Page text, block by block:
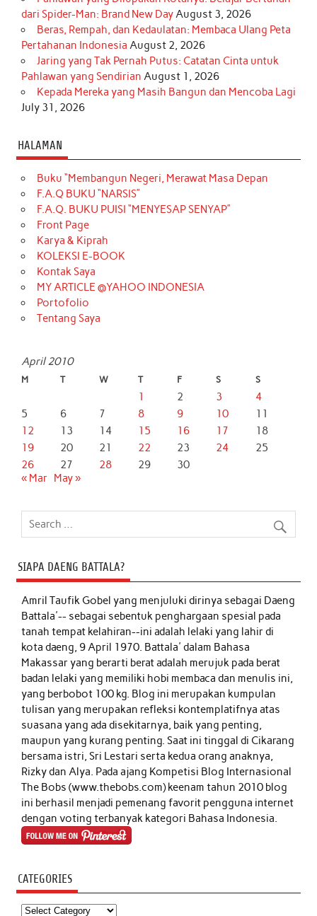
dari Spider-Man: Brand New DayAugust 3, 2026
Beras, Rempah, dan Kedaulatan: Membaca Ulang Peta
Pertahanan Indonesia August 2, 2026
Jaring yang Tak Pernah Putus: Catatan Cinta untuk
Pahlawan yang Sendirian August 1, 2026
Kepada Mereka yang Masih Bangun dan Mencoba Lagi
July 31, 2026
HALAMAN
Buku “Membangun Negeri, Merawat Masa Depan
F.A.Q BUKU “NARSIS”
F.A.Q. BUKU PUISI “MENYESAP SENYAP”
Front Page
Karya & Kiprah
KOLEKSI E-BOOK
Kontak Saya
MY ARTICLE @YAHOO INDONESIA
Portofolio
Tentang Saya
April 2010
M T W T F S S
1 2 3
4
5
6 7 8 9 10
11
12
13 14 15 16 17
18
19
20 21 22 23 24
25
26
27 28 29
30
« Mar May »
SIAPA DAENG BATTALA?
Amril Taufik Gobelyang menjuluki dirinya sebagai Daeng
Battala'-- sebagai sebentuk penghargaan spesial pada
tanah tempat kelahiran--ini adalah lelaki yang lahir di
kota daeng, 9 April 1970. Battala' dalam Bahasa
Makassar yang berarti berat adalah merujuk pada berat
badan lelaki yang memiliki hobi membaca dan menulis ini,
yang berbobot 100 kg. Blog ini merupakan kumpulan
tulisan yang merupakan refleksi kontemplatifnya atas
suasana yang ada disekitarnya, baik yang penting,
maupun yang kurang penting. Saat ini tinggal di Cikarang
bersama istri, Sri Lestari serta kedua orang anaknya,
Rizky dan Alya. Pada ajang Kompetisi Blog Internasional
The Bobs (www.thebobs.com) keenam tahun 2010 blog
ini berhasil menjadi pemenang favorit pengguna internet
dengan voting terbanyak kategori Bahasa Indonesia.
CATEGORIES
Categories